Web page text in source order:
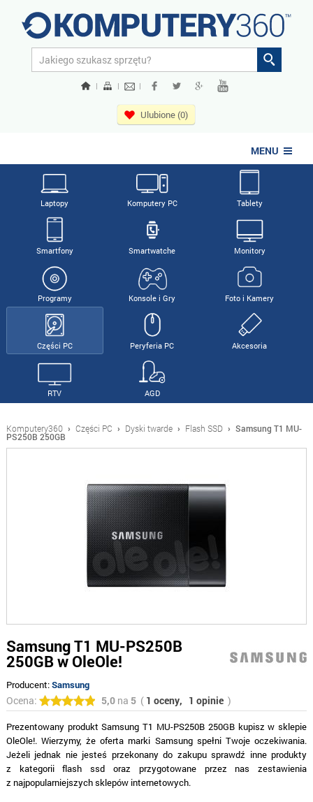
| | |
Ulubione (0)
MENU
Laptopy Komputery PC Tablety
Smartfony Smartwatche Monitory
Programy Konsole i Gry Foto i Kamery
Części PC Peryferia PC Akcesoria
RTV AGD
Komputery360 › Części PC › Dyski twarde › Flash SSD › Samsung T1 MU-
PS250B 250GB
Samsung T1 MU-PS250B
250GB w OleOle!
Producent:Samsung
Ocena: 5,0na 5( 1 oceny, 1 opinie )
Prezentowany produkt Samsung T1 MU-PS250B 250GB kupisz w sklepie
OleOle!. Wierzymy, że oferta marki Samsung spełni Twoje oczekiwania.
Jeżeli jednak nie jesteś przekonany do zakupu sprawdź inne produkty
z kategorii flash ssd oraz przygotowane przez nas zestawienia
z najpopularniejszych sklepów internetowych.